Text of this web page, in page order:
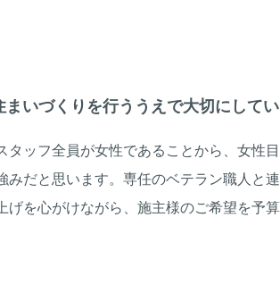
いづくりを行ううえで大切にして
タッフ全員が女性であることから、女性
みだと思います。専任のベテラン職人と
げを心がけながら、施主様のご希望を予